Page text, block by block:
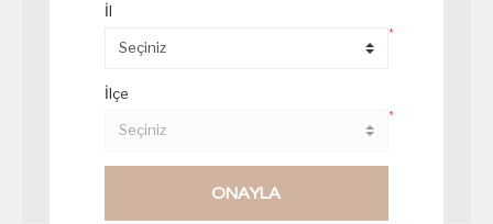
İl
*
İlçe
*
ONAYLA